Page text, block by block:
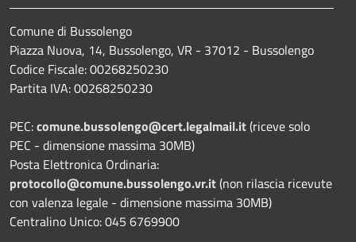
Comune di Bussolengo
Piazza Nuova, 14, Bussolengo, VR - 37012 - Bussolengo
Codice Fiscale: 00268250230
Partita IVA: 00268250230
PEC:comune.bussolengo@cert.legalmail.it(riceve solo
PEC - dimensione massima 30MB)
Posta Elettronica Ordinaria:
protocollo@comune.bussolengo.vr.it(non rilascia ricevute
con valenza legale - dimensione massima 30MB)
Centralino Unico: 045 6769900